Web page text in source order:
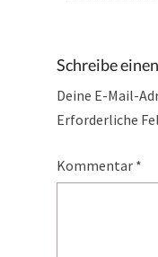
Schreibe
Deine E-Mail-
Erforderliche
Kommentar *